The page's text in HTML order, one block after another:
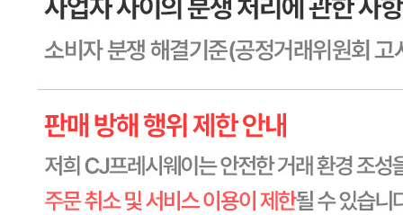
비밀글 제외
주문하기